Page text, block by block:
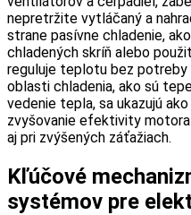
nepretržite vytláčaný a
strane pasívne chladenie,
chladených skríň alebo
reguluje teplotu bez potreby
oblasti chladenia, ako sú
vedenie tepla, sa ukazujú
zvyšovanie efektivity
aj pri zvýšených záťažiach.
Kľúčové
systémov pre